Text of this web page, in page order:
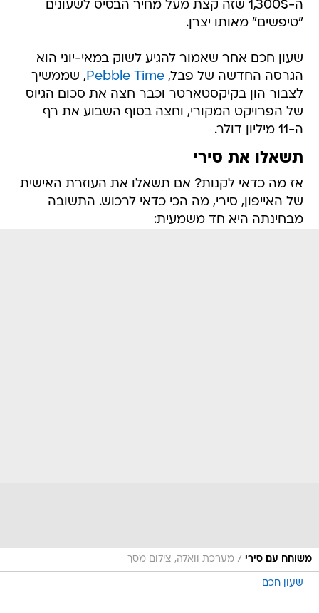
ה-1,300$ שזה קצת מעל מחיר הבסיס לשעונים
"טיפשים" מאותו יצרן.
שעון חכם אחר שאמור להגיע לשוק במאי-יוני הוא
הגרסה החדשה של פבל,Pebble Time, שממשיך
לצבור הון בקיקסטארטר וכבר חצה את סכום הגיוס
של הפרויקט המקורי, וחצה בסוף השבוע את רף
ה-11 מיליון דולר.
תשאלו את סירי
אז מה כדאי לקנות? אם תשאלו את העוזרת האישית
של האייפון, סירי, מה הכי כדאי לרכוש. התשובה
מבחינתה היא חד משמעית:
משוחח עם סירי / מערכת וואלה, צילום מסך
שעון חכם